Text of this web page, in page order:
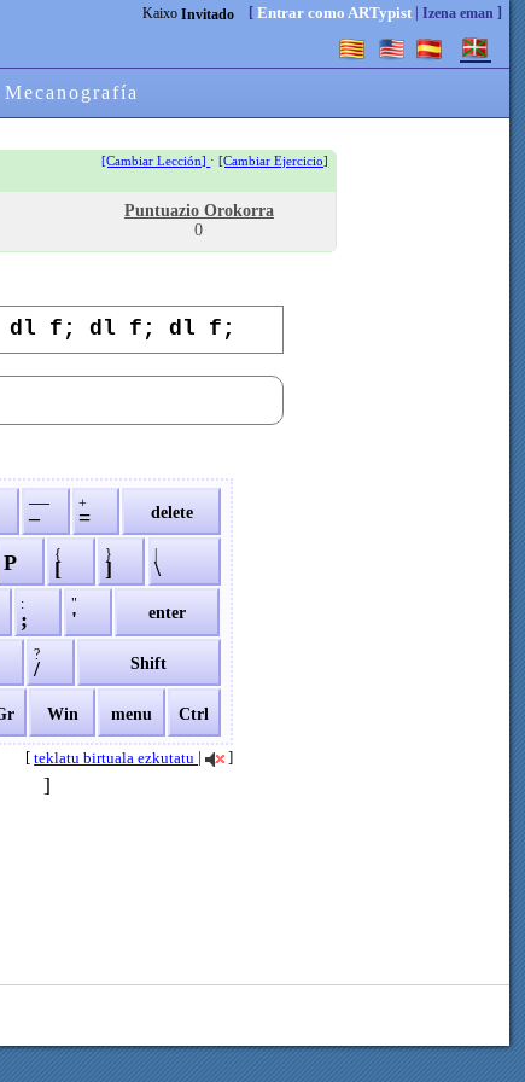
Kaixo Invitado [ Entrar como ARTypist| Izena eman ]
Mecanografía
[Cambiar Lección] ·[Cambiar Ejercicio]
Puntuazio Orokorra
0
f; dl f; dl f;
—
–
+
= delete
P {
[
}
]
|
\
:
;
"
' enter
?
/ Shift
Win menu Ctrl
[teklatu birtuala ezkutatu | ]
]